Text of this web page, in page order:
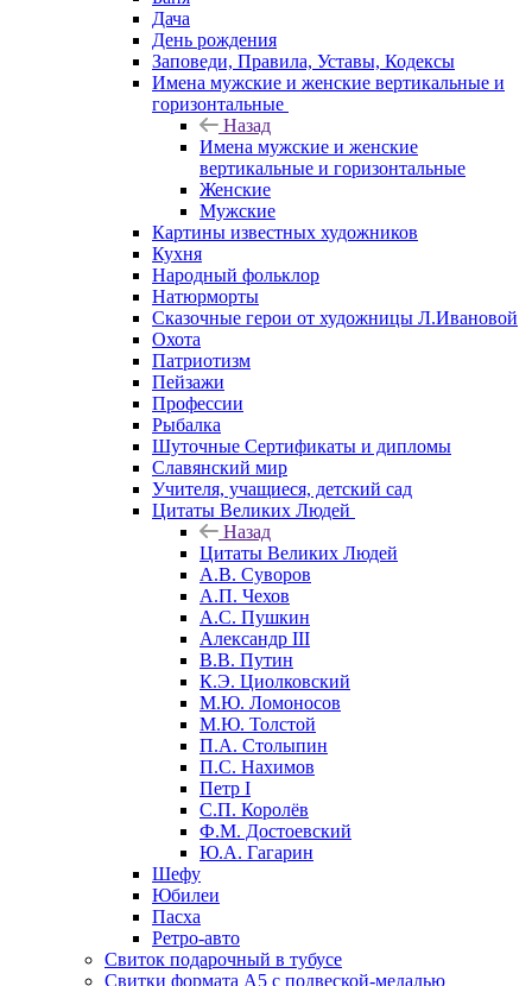
Дача
День рождения
Заповеди, Правила, Уставы, Кодексы
Имена мужские и женские вертикальные и
горизонтальные
Назад
Имена мужские и женские
вертикальные и горизонтальные
Женские
Мужские
Картины известных художников
Кухня
Народный фольклор
Натюрморты
Сказочные герои от художницы Л.Ивановой
Охота
Патриотизм
Пейзажи
Профессии
Рыбалка
Шуточные Сертификаты и дипломы
Славянский мир
Учителя, учащиеся, детский сад
Цитаты Великих Людей
Назад
Цитаты Великих Людей
А.В. Суворов
А.П. Чехов
А.С. Пушкин
Александр III
В.В. Путин
К.Э. Циолковский
М.Ю. Ломоносов
М.Ю. Толстой
П.А. Столыпин
П.С. Нахимов
Петр I
С.П. Королёв
Ф.М. Достоевский
Ю.А. Гагарин
Шефу
Юбилеи
Пасха
Ретро-авто
Свиток подарочный в тубусе
Свитки формата А5 с подвеской-медалью